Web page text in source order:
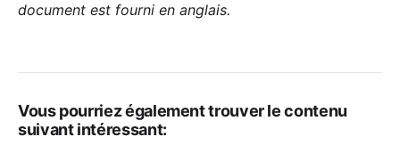
document est fourni en anglais.
Vous pourriez également trouver le contenu
suivant intéressant: